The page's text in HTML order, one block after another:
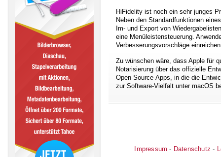
HiFidelity ist noch ein sehr junges
Neben den Standardfunktionen
Im- und Export von
eine Menüleistensteuerung.
Verbesserungsvorschläge
Zu wünschen wäre, dass Apple für
Notarisierung über das offizielle
Open-Source-Apps, in die die
zur Software-Vielfalt unter macOS
Impressum - Datenschutz -